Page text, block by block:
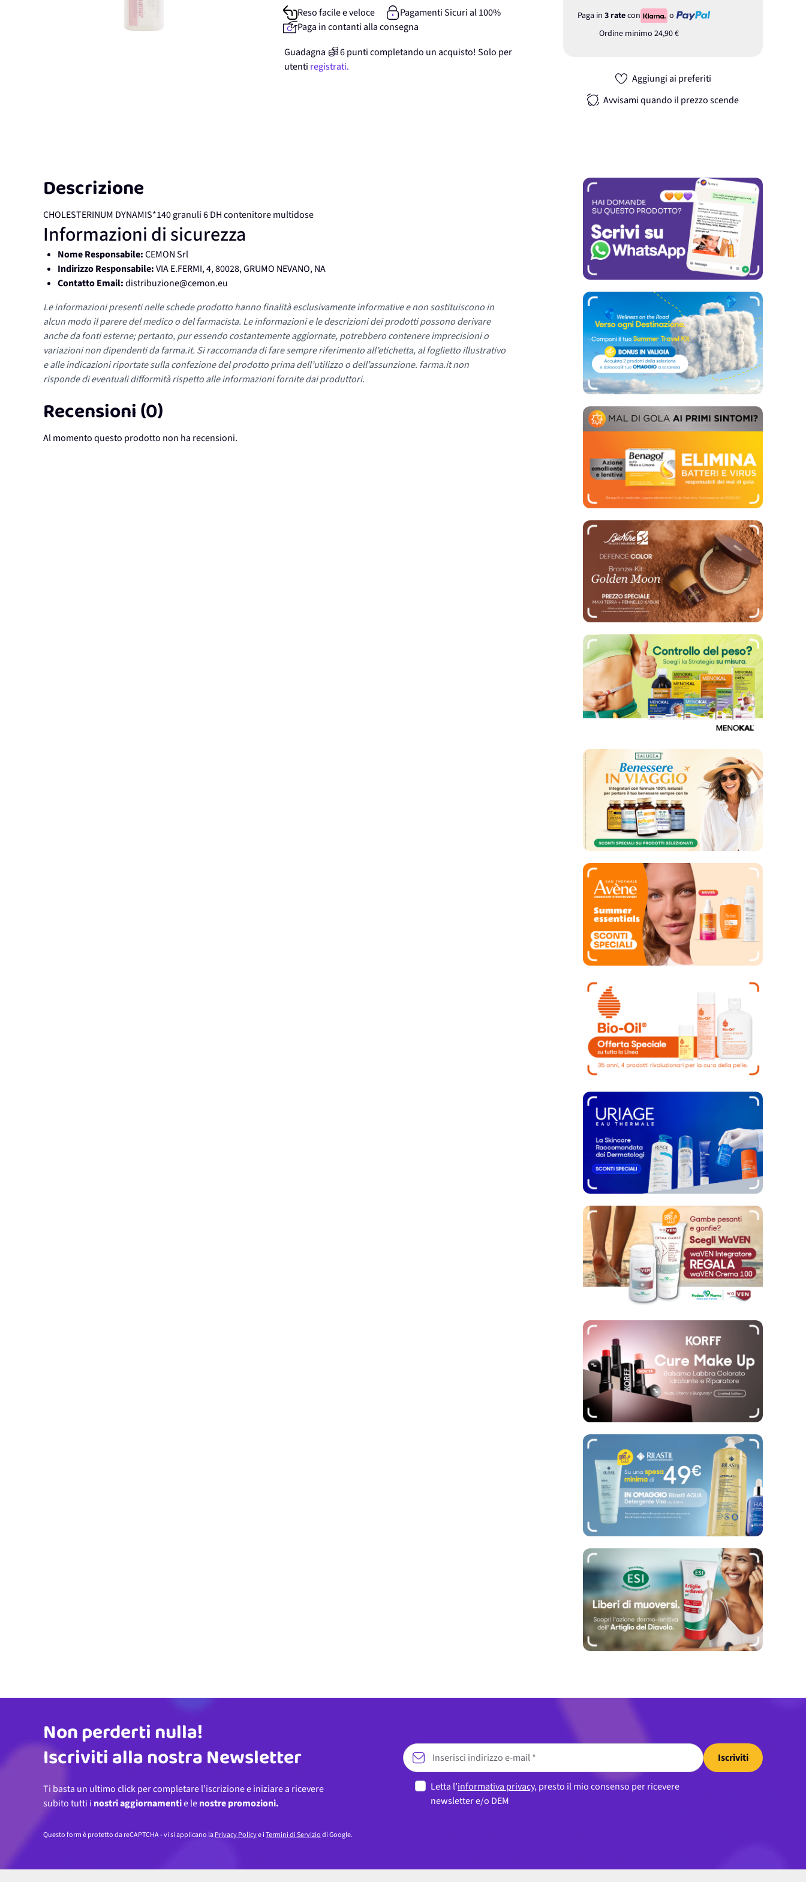
Paga in 3 ratecon
o
Ordine minimo 24,90 €
Aggiungi ai preferiti
Avvisami quando il prezzo scende
Reso facile e veloce
Pagamenti Sicuri al 100%
Paga in contanti alla consegna
Guadagna
6punticompletando un acquisto! Solo per
utenti registrati.
Descrizione
CHOLESTERINUM DYNAMIS*140 granuli 6 DH contenitore multidose
Informazioni di sicurezza
Nome Responsabile:CEMON Srl
Indirizzo Responsabile:VIA E.FERMI, 4, 80028, GRUMO NEVANO, NA
Contatto Email:distribuzione@cemon.eu
Le informazioni presenti nelle schede prodotto hanno finalità esclusivamente informative e non sostituiscono in
alcun modo il parere del medico o del farmacista. Le informazioni e le descrizioni dei prodotti possono derivare
anche da fonti esterne; pertanto, pur essendo costantemente aggiornate, potrebbero contenere imprecisioni o
variazioni non dipendenti da farma.it. Si raccomanda di fare sempre riferimento all’etichetta, al foglietto illustrativo
e alle indicazioni riportate sulla confezione del prodotto prima dell’utilizzo o dell’assunzione. farma.it non
risponde di eventuali difformità rispetto alle informazioni fornite dai produttori.
Recensioni (0)
Al momento questo prodotto non ha recensioni.
Indirizzo email
Non perderti nulla!
Iscriviti alla nostra Newsletter
Ti basta un ultimo click per completare l’iscrizione e iniziare a ricevere
subito tutti i nostri aggiornamentie lenostre promozioni.
Iscriviti
Letta l’informativa privacy, presto il mio consenso per ricevere
newsletter e/o DEM
Questo form è protetto da reCAPTCHA - vi si applicano laPrivacy Policye iTermini di Serviziodi Google.